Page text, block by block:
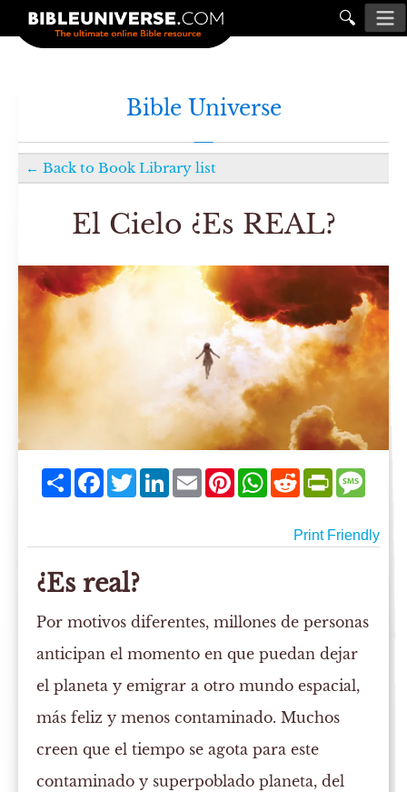
🔍
Bible Universe
← Back to Book Library list
El Cielo ¿Es REAL?
ShareFacebookTwitterLinkedIn
EmailPinterestWhatsApp
Reddit
Print Friendly
¿Es real?
Por motivos diferentes, millones de personas
anticipan el momento en que puedan dejar
el planeta y emigrar a otro mundo espacial,
más feliz y menos contaminado. Muchos
creen que el tiempo se agota para este
contaminado y superpoblado planeta, del